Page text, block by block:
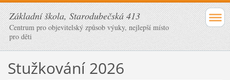
Základní škola, Starodubečská 413
Centrum pro objevitelský způsob výuky, nejlepší místo
pro děti
Stužkování 2026